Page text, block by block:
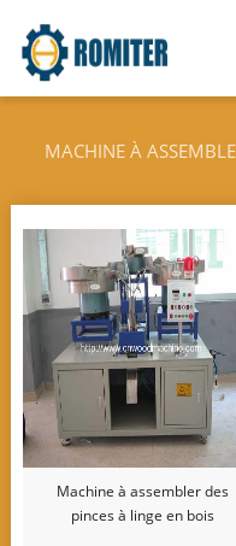
MACHINE À
Machine à assembler des
pinces à linge en bois